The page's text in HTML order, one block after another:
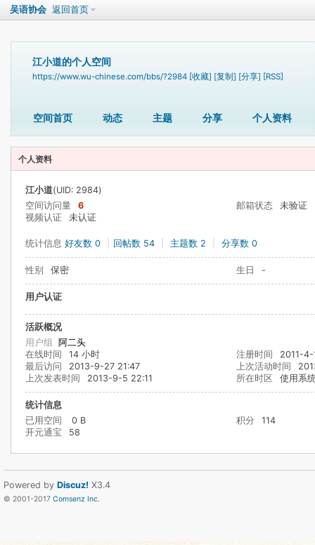
吴语协会 返回首页
江小道的个人空间
https://www.wu-chinese.com/bbs/?2984 [收藏] [复制] [分享] [RSS]
空间首页 动态 主题 分享 个人资料
个人资料
江小道(UID: 2984)
空间访问量
6 邮箱状态
未验证
视频认证
未认证
统计信息 好友数 0 回帖数 54 主题数 2 分享数 0
性别 保密 生日 -
用户认证
活跃概况
用户组 阿二头
在线时间
14 小时 注册时间
2011-4-
最后访问
2013-9-27 21:47 上次活动时间
上次发表时间
2013-9-5 22:11 所在时区 使用系
统计信息
已用空间
0 B 积分
114
开元通宝
58
Powered by Discuz! X3.4
© 2001-2017 Comsenz Inc.